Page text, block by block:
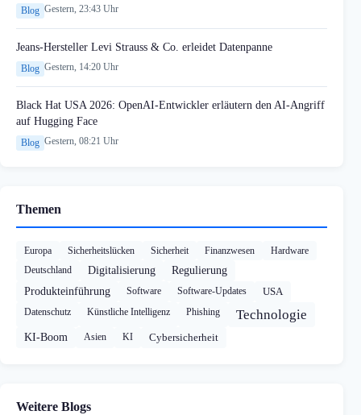
Blog Gestern, 23:43 Uhr
Jeans-Hersteller Levi Strauss & Co. erleidet Datenpanne
Blog Gestern, 14:20 Uhr
Black Hat USA 2026: OpenAI-Entwickler erläutern den AI-Angriff
auf Hugging Face
Blog Gestern, 08:21 Uhr
Themen
Europa Sicherheitslücken Sicherheit Finanzwesen
Hardware
Deutschland
Digitalisierung
Regulierung
Produkteinführung
Software Software-Updates USA
Datenschutz Künstliche Intelligenz Phishing Technologie
KI-Boom Asien KI Cybersicherheit
Weitere Blogs